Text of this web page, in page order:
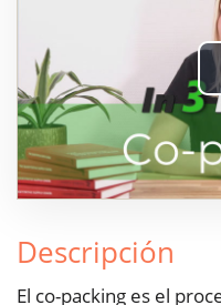
Descripción
El co-packing es el